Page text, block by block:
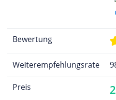
Bewertung
Weiterempfehlungsrate
Preis